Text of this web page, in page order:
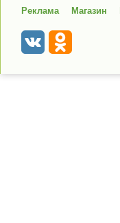
Реклама Магазин